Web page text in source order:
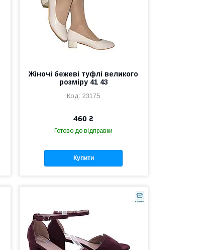
Жіночі бежеві туфлі великого
розміру 41 43
23175
460 ₴
Готово до відправки
Купити